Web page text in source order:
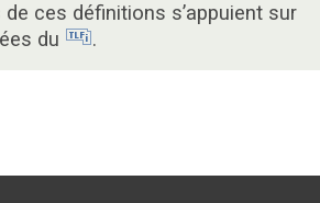
de ces définitions s’appuient sur
du
.